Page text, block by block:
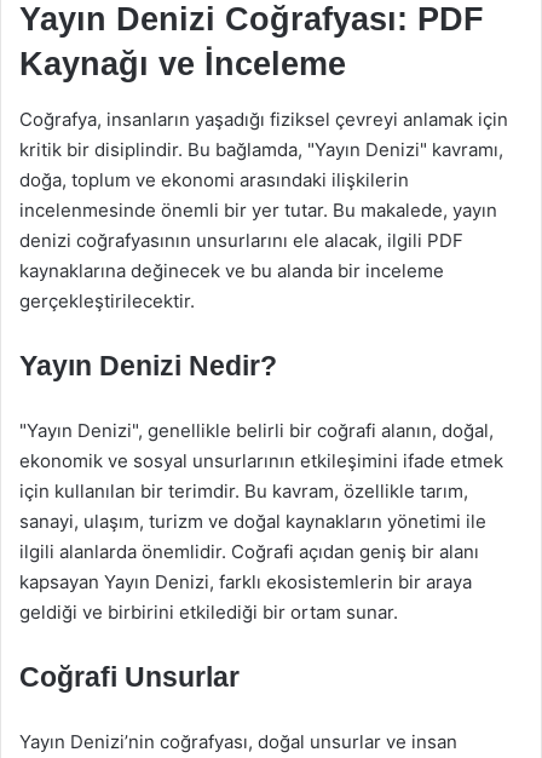
Yayın Denizi Coğrafyası: PDF
Kaynağı ve İnceleme
Coğrafya, insanların yaşadığı fiziksel çevreyi anlamak için
kritik bir disiplindir. Bu bağlamda, "Yayın Denizi" kavramı,
doğa, toplum ve ekonomi arasındaki ilişkilerin
incelenmesinde önemli bir yer tutar. Bu makalede, yayın
denizi coğrafyasının unsurlarını ele alacak, ilgili PDF
kaynaklarına değinecek ve bu alanda bir inceleme
gerçekleştirilecektir.
Yayın Denizi Nedir?
"Yayın Denizi", genellikle belirli bir coğrafi alanın, doğal,
ekonomik ve sosyal unsurlarının etkileşimini ifade etmek
için kullanılan bir terimdir. Bu kavram, özellikle tarım,
sanayi, ulaşım, turizm ve doğal kaynakların yönetimi ile
ilgili alanlarda önemlidir. Coğrafi açıdan geniş bir alanı
kapsayan Yayın Denizi, farklı ekosistemlerin bir araya
geldiği ve birbirini etkilediği bir ortam sunar.
Coğrafi Unsurlar
Yayın Denizi’nin coğrafyası, doğal unsurlar ve insan